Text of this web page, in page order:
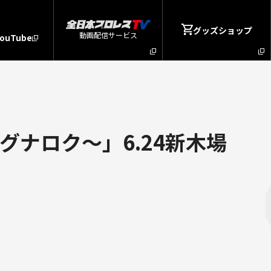
動画配信サービス グッズショップ
ナロク～」6.24新木場